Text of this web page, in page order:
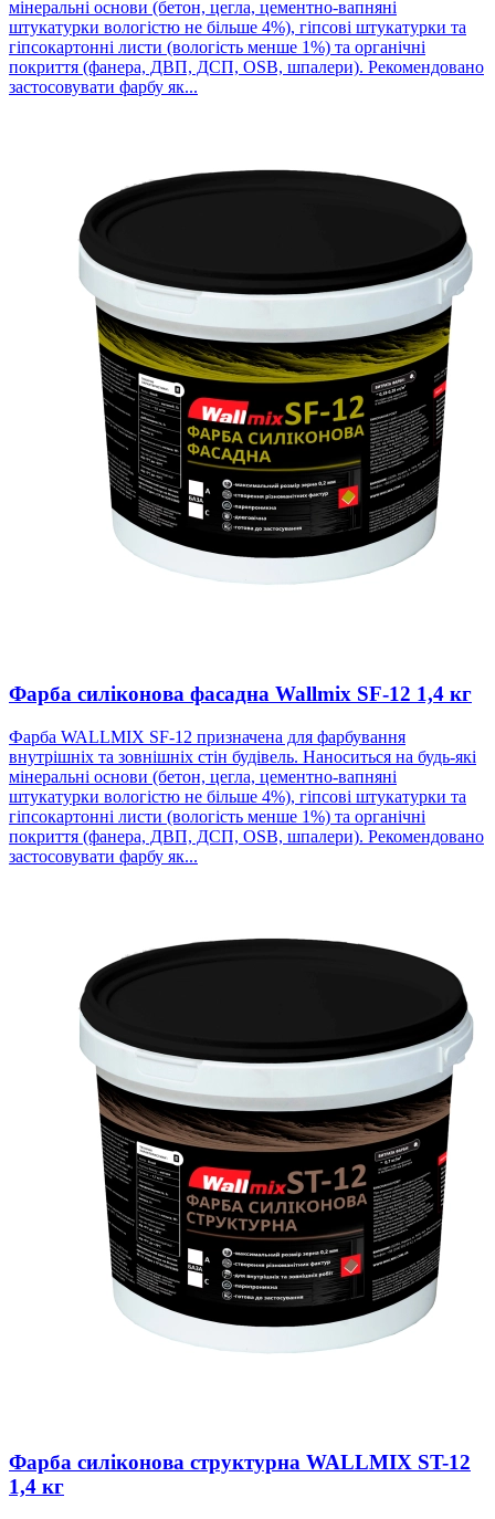
мінеральні основи (бетон, цегла, цементно-вапняні
штукатурки вологістю не більше 4%), гіпсові штукатурки та
гіпсокартонні листи (вологість менше 1%) та органічні
покриття (фанера, ДВП, ДСП, OSB, шпалери). Рекомендовано
застосовувати фарбу як...
Фарба силіконова фасадна Wallmix SF-12 1,4 кг
Фарба WALLMIX SF-12 призначена для фарбування
внутрішніх та зовнішніх стін будівель. Наноситься на будь-які
мінеральні основи (бетон, цегла, цементно-вапняні
штукатурки вологістю не більше 4%), гіпсові штукатурки та
гіпсокартонні листи (вологість менше 1%) та органічні
покриття (фанера, ДВП, ДСП, OSB, шпалери). Рекомендовано
застосовувати фарбу як...
Фарба силіконова структурна WALLMIX ST-12
1,4 кг